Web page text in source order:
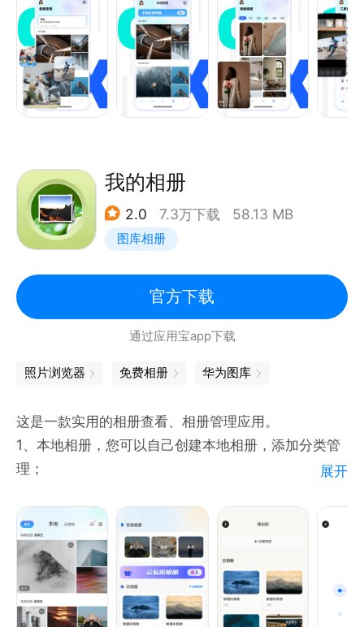
1、相册回收站，删除的相片，移入回收站；
2、按照导入日期/创建日期自动排序文件；
3、支持批量导入/导出你的照片/视频；
4、可自定义相册封面和主题；
5、相册图片、视频可以套用视频模版，制作属于自己
添加文字、画笔工具、
7、拼图工具、为相册添加相框；
8、视频一站式处理工具，包括视频变速、视频裁剪拼
接、视频添加文字、视频压缩、视频转换等；
我的相册
2.0 7.3万下载 58.13 MB
图库相册
官方下载
通过应用宝app下载
照片浏览器 免费相册 华为图库
这是一款实用的相册查看、相册管理应用。
1、本地相册，您可以自己创建本地相册，添加分类管
理；
些私密照片或者视频；
3、相册回收站，防止照片误删；
4、电子相册，您可以随意使用任意模板将一系列照片
制作为喜欢的电子相册，模板众多～
展开